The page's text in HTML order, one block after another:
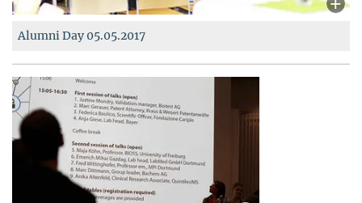
Alumni Day 05.05.2017